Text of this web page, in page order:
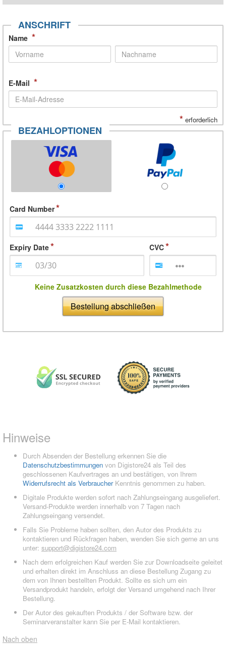
ANSCHRIFT
Name *
E-Mail *
* erforderlich
BEZAHLOPTIONEN
Card Number
Expiry Date CVC
Keine Zusatzkosten durch diese Bezahlmethode
Bestellung abschließen
Hinweise
Durch Absenden der Bestellung erkennen Sie die
Datenschutzbestimmungen von Digistore24 als Teil des
geschlossenen Kaufvertrages an und bestätigen, von Ihrem
Widerrufsrecht als VerbraucherKenntnis genommen zu haben.
Digitale Produkte werden sofort nach Zahlungseingang ausgeliefert.
Versand-Produkte werden innerhalb von 7 Tagen nach
Zahlungseingang versendet.
Falls Sie Probleme haben sollten, den Autor des Produkts zu
kontaktieren und Rückfragen haben, wenden Sie sich gerne an uns
unter: support@digistore24.com
Nach dem erfolgreichen Kauf werden Sie zur Downloadseite geleitet
und erhalten direkt im Anschluss an diese Bestellung Zugang zu
dem von Ihnen bestellten Produkt. Sollte es sich um ein
Versandprodukt handeln, erfolgt der Versand umgehend nach Ihrer
Bestellung.
Der Autor des gekauften Produkts / der Software bzw. der
Seminarveranstalter kann Sie per E-Mail kontaktieren.
Nach oben